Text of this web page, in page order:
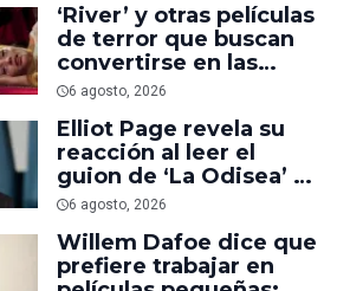
streaming
‘River’ y otras películas
de terror que buscan
convertirse en las
nuevas ‘Obsession’ y
6 agosto, 2026
Elliot Page revela su
reacción al leer el
guion de ‘La Odisea’ y
elogia la forma de
Nolan
6 agosto, 2026
Willem Dafoe dice que
prefiere trabajar en